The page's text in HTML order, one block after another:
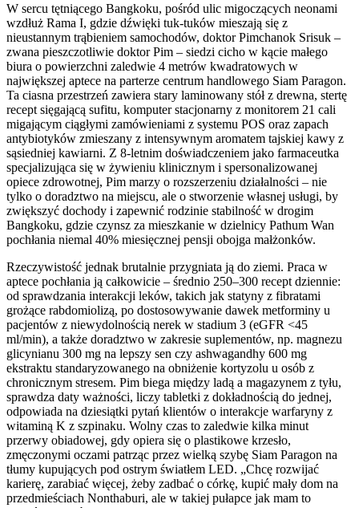
W sercu tętniącego Bangkoku, pośród ulic migoczących neonami
wzdłuż Rama I, gdzie dźwięki tuk-tuków mieszają się z
nieustannym trąbieniem samochodów, doktor Pimchanok Srisuk –
zwana pieszczotliwie doktor Pim – siedzi cicho w kącie małego
biura o powierzchni zaledwie 4 metrów kwadratowych w
największej aptece na parterze centrum handlowego Siam Paragon.
Ta ciasna przestrzeń zawiera stary laminowany stół z drewna, stertę
recept sięgającą sufitu, komputer stacjonarny z monitorem 21 cali
migającym ciągłymi zamówieniami z systemu POS oraz zapach
antybiotyków zmieszany z intensywnym aromatem tajskiej kawy z
sąsiedniej kawiarni. Z 8-letnim doświadczeniem jako farmaceutka
specjalizująca się w żywieniu klinicznym i spersonalizowanej
opiece zdrowotnej, Pim marzy o rozszerzeniu działalności – nie
tylko o doradztwo na miejscu, ale o stworzenie własnej usługi, by
zwiększyć dochody i zapewnić rodzinie stabilność w drogim
Bangkoku, gdzie czynsz za mieszkanie w dzielnicy Pathum Wan
pochłania niemal 40% miesięcznej pensji obojga małżonków.
Rzeczywistość jednak brutalnie przygniata ją do ziemi. Praca w
aptece pochłania ją całkowicie – średnio 250–300 recept dziennie:
od sprawdzania interakcji leków, takich jak statyny z fibratami
grożące rabdomiolizą, po dostosowywanie dawek metforminy u
pacjentów z niewydolnością nerek w stadium 3 (eGFR <45
ml/min), a także doradztwo w zakresie suplementów, np. magnezu
glicynianu 300 mg na lepszy sen czy ashwagandhy 600 mg
ekstraktu standaryzowanego na obniżenie kortyzolu u osób z
chronicznym stresem. Pim biega między ladą a magazynem z tyłu,
sprawdza daty ważności, liczy tabletki z dokładnością do jednej,
odpowiada na dziesiątki pytań klientów o interakcje warfaryny z
witaminą K z szpinaku. Wolny czas to zaledwie kilka minut
przerwy obiadowej, gdy opiera się o plastikowe krzesło,
zmęczonymi oczami patrząc przez wielką szybę Siam Paragon na
tłumy kupujących pod ostrym światłem LED. „Chcę rozwijać
karierę, zarabiać więcej, żeby zadbać o córkę, kupić mały dom na
przedmieściach Nonthaburi, ale w takiej pułapce jak mam to